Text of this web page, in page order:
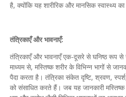
है, क्योंकि यह शारीरिक और मानसिक स्वास्थ्य
तंत्रिकाएँ और भावनाएँ:
तंत्रिकाएँ और भावनाएँ एक-दूसरे से घनिष्ठ रूप
माध्यम से, मस्तिष्क शरीर के विभिन्न भागों से
पैदा करता है। तंत्रिका संकेत दृष्टि, श्रवण,
को संसाधित करते हैं। जब यह जानकारी